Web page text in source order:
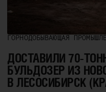
ГОРНОДОБЫВАЮЩАЯ
ДОСТАВИЛИ 70-
БУЛЬДОЗЕР ИЗ
В ЛЕСОСИБИРСК